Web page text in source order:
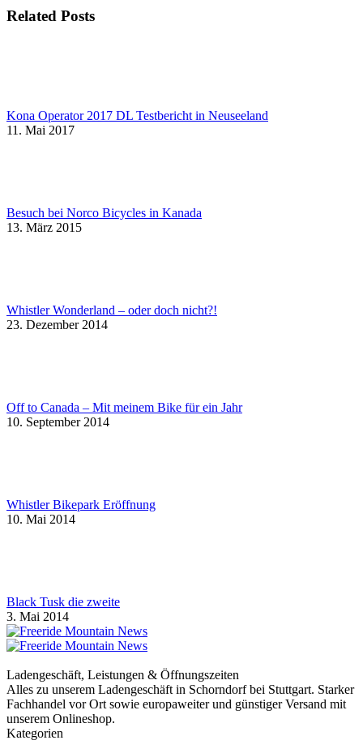
Related Posts
Kona Operator 2017 DL Testbericht in Neuseeland
11. Mai 2017
Besuch bei Norco Bicycles in Kanada
13. März 2015
Whistler Wonderland – oder doch nicht?!
23. Dezember 2014
Off to Canada – Mit meinem Bike für ein Jahr
10. September 2014
Whistler Bikepark Eröffnung
10. Mai 2014
Black Tusk die zweite
3. Mai 2014
Ladengeschäft, Leistungen & Öffnungszeiten
Alles zu unserem Ladengeschäft in Schorndorf bei Stuttgart. Starker
Fachhandel vor Ort sowie europaweiter und günstiger Versand mit
unserem Onlineshop.
Kategorien